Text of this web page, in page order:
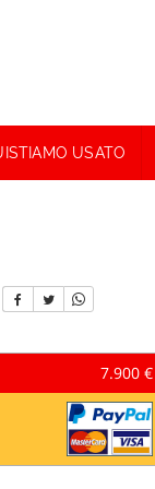
USATO
7.900 €